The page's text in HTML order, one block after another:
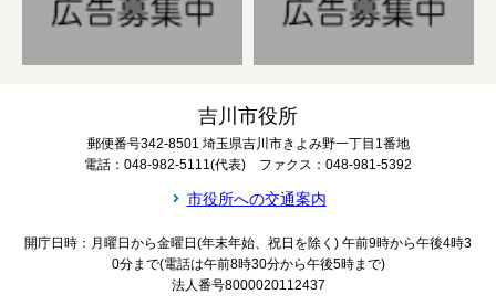
吉川市役所
郵便番号342-8501 埼玉県吉川市きよみ野一丁目1番地
電話：048-982-5111(代表) ファクス：048-981-5392
市役所への交通案内
開庁日時：月曜日から金曜日(年末年始、祝日を除く) 午前9時から午後4時3
0分まで(電話は午前8時30分から午後5時まで)
法人番号8000020112437